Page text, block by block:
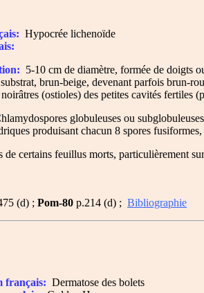
Hypocrée lichenoïde
5-10 cm de diamètre, formée de doigts
brun-beige, devenant parfois brun-
(ostioles) des petites cavités fertiles
globuleuses ou
produisant chacun 8 spores
de certains feuillus morts, particulièrement
(d) ; Pom-80 p.214 (d) ; Bibliographie
français: Dermatose des bolets